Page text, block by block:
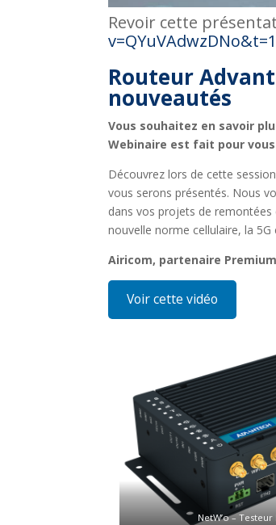
Revoir cette
Routeur
nouveautés
Vous souhaitez en savoir
Webinaire est fait pour vous
Découvrez lors de cette
vous serons présentés. Nous
dans vos projets de
nouvelle norme cellulaire, la
Airicom, partenaire
Voir cette vidéo
NetW’o – Testeur